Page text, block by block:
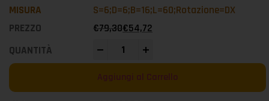
S=6;D=6;B=16;L=60;Rotazione=DX
€79,30€54,72
Aggiungi al Carrello